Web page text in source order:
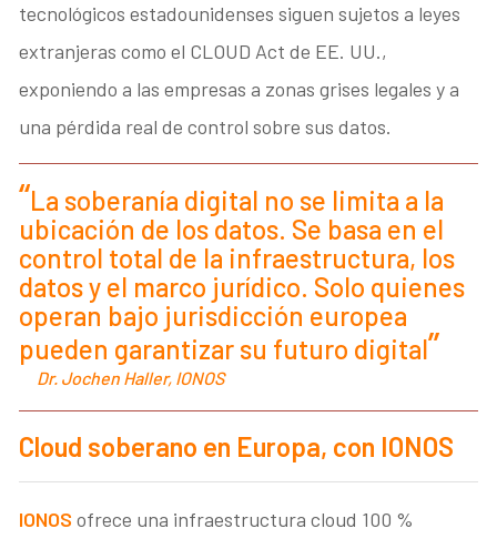
tecnológicos estadounidenses siguen sujetos a leyes
extranjeras como el CLOUD Act de EE. UU.,
exponiendo a las empresas a zonas grises legales y a
una pérdida real de control sobre sus datos.
La soberanía digital no se limita a la
ubicación de los datos. Se basa en el
control total de la infraestructura, los
datos y el marco jurídico. Solo quienes
operan bajo jurisdicción europea
pueden garantizar su futuro digital
Dr. Jochen Haller, IONOS
Cloud soberano en Europa, con IONOS
IONOSofrece una infraestructura cloud 100 %